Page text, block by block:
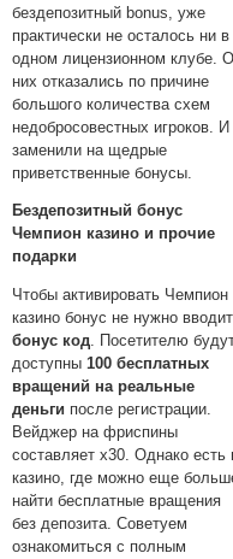
бездепозитный bonus, уже
практически не осталось ни в
одном лицензионном клубе.
них отказались по причине
большого количества схем
недобросовестных игроков. И
заменили на щедрые
приветственные бонусы.
Бездепозитный бонус
Чемпион казино и прочие
подарки
Чтобы активировать Чемпион
казино бонус не нужно
бонус код. Посетителю
доступны100 бесплатных
вращений на реальные
деньги после регистрации.
Вейджер на фриспины
составляет x30. Однако есть
казино, где можно еще
найти бесплатные вращения
без депозита. Советуем
ознакомиться с полным